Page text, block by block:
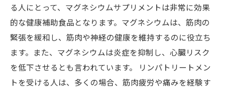
る人にとって、マグネシウムサプリメントは非常に効果
的な健康補助食品となります。マグネシウムは、筋肉の
緊張を緩和し、筋肉や神経の健康を維持するのに役立ち
ます。また、マグネシウムは炎症を抑制し、心臓リスク
を低下させるとも言われています。 リンパトリートメン
トを受ける人は、多くの場合、筋肉疲労や痛みを経験す